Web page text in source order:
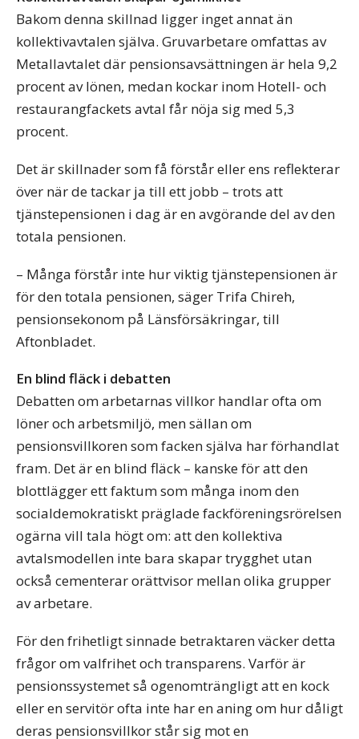
Bakom denna skillnad ligger inget annat än
kollektivavtalen själva. Gruvarbetare omfattas av
Metallavtalet där pensionsavsättningen är hela 9,2
procent av lönen, medan kockar inom Hotell- och
restaurangfackets avtal får nöja sig med 5,3
procent.
Det är skillnader som få förstår eller ens reflekterar
över när de tackar ja till ett jobb – trots att
tjänstepensionen i dag är en avgörande del av den
totala pensionen.
– Många förstår inte hur viktig tjänstepensionen är
för den totala pensionen, säger Trifa Chireh,
pensionsekonom på Länsförsäkringar, till
Aftonbladet.
En blind fläck i debatten
Debatten om arbetarnas villkor handlar ofta om
löner och arbetsmiljö, men sällan om
pensionsvillkoren som facken själva har förhandlat
fram. Det är en blind fläck – kanske för att den
blottlägger ett faktum som många inom den
socialdemokratiskt präglade fackföreningsrörelsen
ogärna vill tala högt om: att den kollektiva
avtalsmodellen inte bara skapar trygghet utan
också cementerar orättvisor mellan olika grupper
av arbetare.
För den frihetligt sinnade betraktaren väcker detta
frågor om valfrihet och transparens. Varför är
pensionssystemet så ogenomträngligt att en kock
eller en servitör ofta inte har en aning om hur dåligt
deras pensionsvillkor står sig mot en